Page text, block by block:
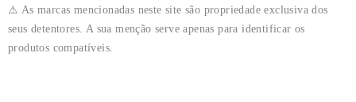
⚠️ As marcas mencionadas neste site são propriedade exclusiva dos
seus detentores. A sua menção serve apenas para identificar os
produtos compatíveis.